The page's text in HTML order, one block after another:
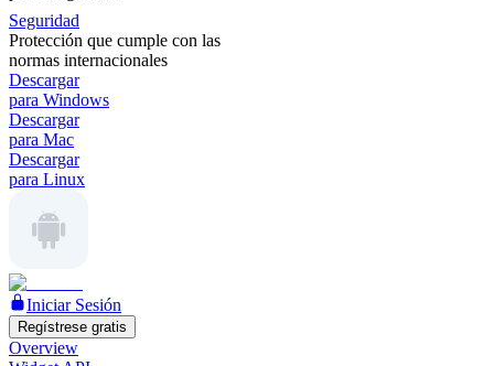
Seguridad
Protección que cumple con las
normas internacionales
Descargar
para Windows
Descargar
para Mac
Descargar
para Linux
Iniciar Sesión
Regístrese gratis
Overview